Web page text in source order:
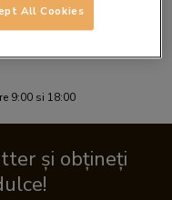
9:00 si 18:00
și obțineți
All Cookies